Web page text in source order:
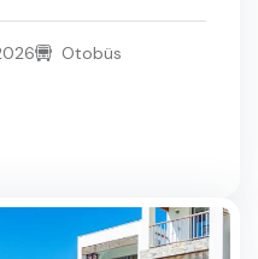
Otobüs
Turları